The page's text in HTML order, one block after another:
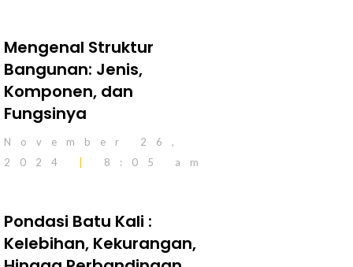
Mengenal Struktur
Bangunan: Jenis,
Komponen, dan
Fungsinya
November 26,
2024
8:05 am
Pondasi Batu Kali :
Kelebihan, Kekurangan,